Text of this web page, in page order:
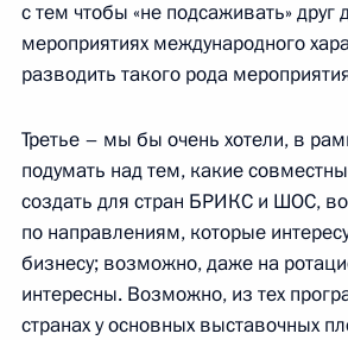
Начало российско-
10 декабря 2014 года, 13:35 Ташкент
Начало встречи с Президентом
Каримовым
10 декабря 2014 года, 11:50 Ташкент
с тем чтобы «не подсаживать»
мероприятиях международного
разводить такого рода
Третье – мы бы очень хотели, в
подумать над тем, какие
создать для стран БРИКС и ШОС,
по направлениям, которые
бизнесу; возможно, даже на
интересны. Возможно, из тех
странах у основных выставочных